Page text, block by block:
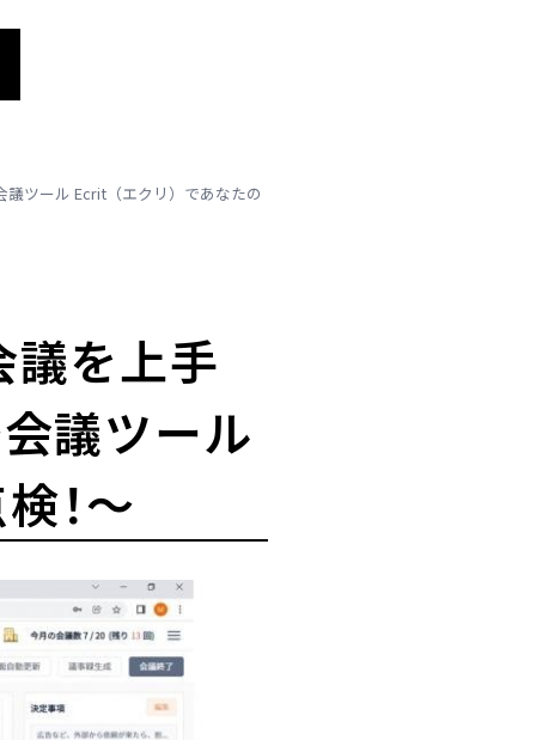
議ツール Ecrit（エクリ）であなたの
議を上手
議ツール
！～